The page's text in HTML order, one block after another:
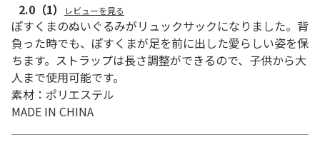
2.0 （1） レビューを見る
ぽすくまのぬいぐるみがリュックサックになりました。背
負った時でも、ぽすくまが足を前に出した愛らしい姿を保
ちます。ストラップは長さ調整ができるので、子供から大
人まで使用可能です。
素材：ポリエステル
MADE IN CHINA